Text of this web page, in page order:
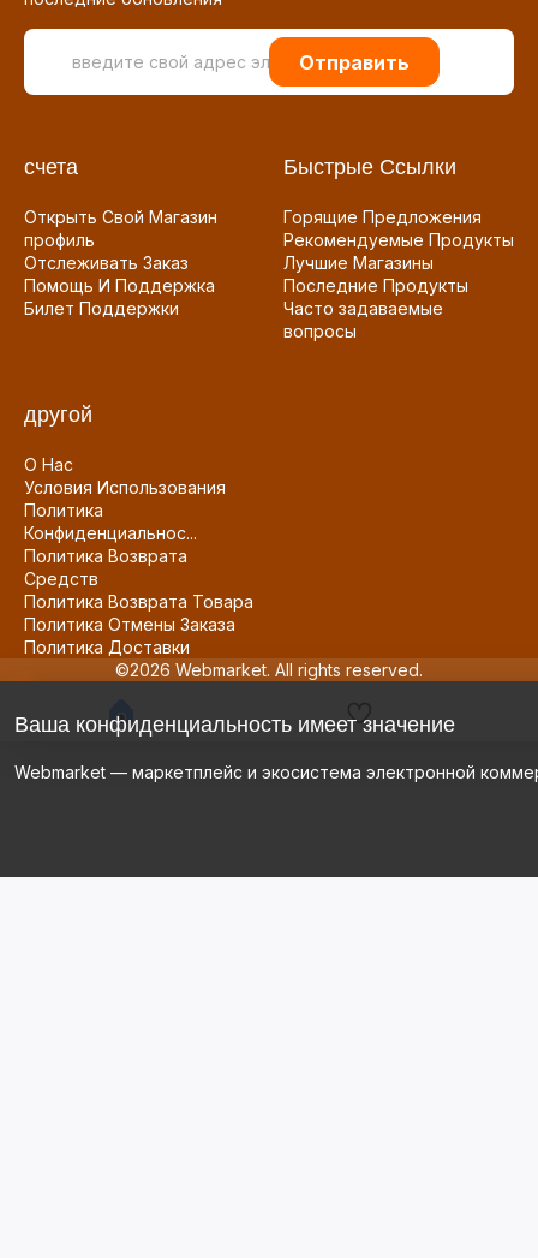
Отправить
счета
Открыть Свой Магазин
профиль
Отслеживать Заказ
Помощь И Поддержка
Билет Поддержки
Быстрые Ссылки
Горящие Предложения
Рекомендуемые Продукты
Лучшие Магазины
Последние Продукты
Часто задаваемые
вопросы
другой
О Нас
Условия Использования
Политика
Конфиденциальнос...
Политика Возврата
Средств
Политика Возврата Товара
Политика Отмены Заказа
Политика Доставки
©2026 Webmarket. All rights reserved.
Ваша конфиденциальность имеет значение
Webmarket — маркетплейс и экосистема электронной